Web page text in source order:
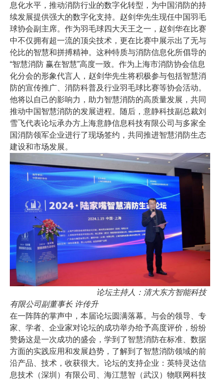
息化水平，推动消防行业的数字化转型，为中国消防的持
续发展提供强大的数字化支持。赵剑华先生现任中国羽毛
球协会副主席。作为羽毛球四大天王之一，赵剑华在比赛
中不仅拥有超一流的顶尖技术，更在比赛中展示出了无与
伦比的智慧和拼搏精神。这种特质与消防信息化所倡导的
“智慧消防 赢在智慧”高度一致。作为上海市消防协会信息
化分会的形象代言人，赵剑华先生将积极参与包括智慧消
防的宣传推广、消防科普及行业羽毛球比赛等协会活动。
他将以自己的影响力，助力智慧消防的高质量发展，共同
推动中国智慧消防的发展进程。随后，意静科技副总裁刘
雪飞代表论坛承办方上海意静信息科技有限公司与多家全
国消防领军企业进行了现场签约，共同推进智慧消防生态
建设和市场发展。
论坛主持人：清大东方智能科技
有限公司副董事长 许传升
在一阵阵的掌声中，本届论坛圆满落幕。与会的领导、专
家、学者、企业家对论坛的成功举办给予高度评价，纷纷
赞扬这是一次成功的盛会，学到了智慧消防在标准、数据
方面的实践应用和发展趋势，了解到了智慧消防领域的前
沿产品、技术，收获很大。论坛的支持企业：英特灵达信
息技术（深圳）有限公司、海江慧智（武汉）物联网科技